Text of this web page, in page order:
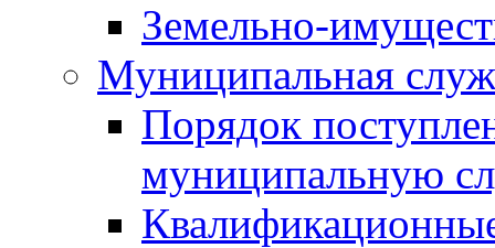
Земельно-
Муниципальная
Порядок
муниципальную